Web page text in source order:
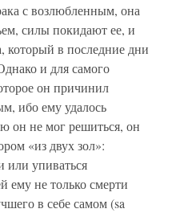
с возлюбленным, она
силы покидают ее, и
который в последние дни
и для самого
он причинил
ибо ему удалось
он не мог решиться, он
«из двух зол»:
или упиваться
ему не только смерти
в себе самом (sa